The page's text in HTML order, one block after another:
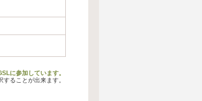
に参加しています。
ることが出来ます。